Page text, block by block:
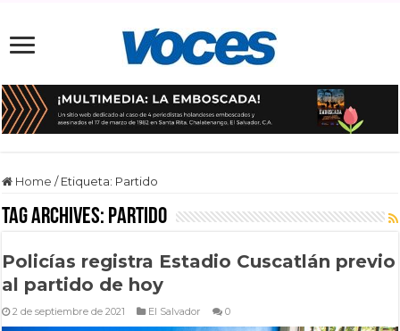
Home / Etiqueta: Partido
Tag Archives: Partido
Policías registra Estadio Cuscatlán previo
al partido de hoy
2 de septiembre de 2021 El Salvador 0